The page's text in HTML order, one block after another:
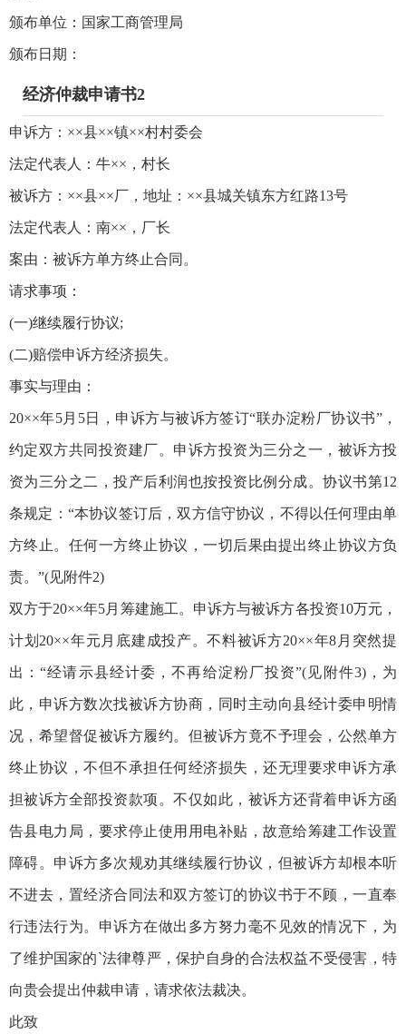
颁布单位：国家工商管理局
颁布日期：
经济仲裁申请书2
申诉方：××县××镇××村村委会
法定代表人：牛××，村长
被诉方：××县××厂，地址：××县城关镇东方红路13号
法定代表人：南××，厂长
案由：被诉方单方终止合同。
请求事项：
(一)继续履行协议;
(二)赔偿申诉方经济损失。
事实与理由：
20××年5月5日，申诉方与被诉方签订“联办淀粉厂协议书”，
约定双方共同投资建厂。申诉方投资为三分之一，被诉方投
资为三分之二，投产后利润也按投资比例分成。协议书第12
条规定：“本协议签订后，双方信守协议，不得以任何理由单
方终止。任何一方终止协议，一切后果由提出终止协议方负
责。”(见附件2)
双方于20××年5月筹建施工。申诉方与被诉方各投资10万元，
计划20××年元月底建成投产。不料被诉方20××年8月突然提
出：“经请示县经计委，不再给淀粉厂投资”(见附件3)，为
此，申诉方数次找被诉方协商，同时主动向县经计委申明情
况，希望督促被诉方履约。但被诉方竟不予理会，公然单方
终止协议，不但不承担任何经济损失，还无理要求申诉方承
担被诉方全部投资款项。不仅如此，被诉方还背着申诉方函
告县电力局，要求停止使用用电补贴，故意给筹建工作设置
障碍。申诉方多次规劝其继续履行协议，但被诉方却根本听
不进去，置经济合同法和双方签订的协议书于不顾，一直奉
行违法行为。申诉方在做出多方努力毫不见效的情况下，为
了维护国家的`法律尊严，保护自身的合法权益不受侵害，特
向贵会提出仲裁申请，请求依法裁决。
此致